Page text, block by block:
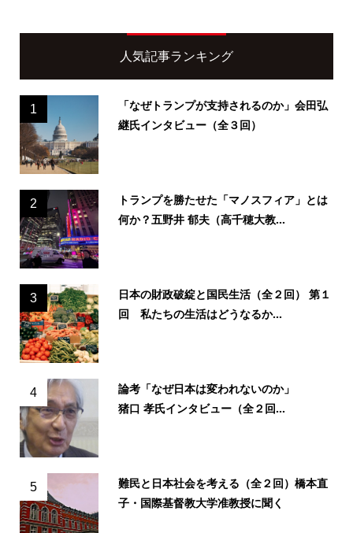
人気記事ランキング
1
「なぜトランプが支持されるのか」会田弘
継氏インタビュー（全３回）
2
トランプを勝たせた「マノスフィア」とは
何か？五野井 郁夫（高千穂大教...
3
日本の財政破綻と国民生活（全２回） 第１
回 私たちの生活はどうなるか...
4
論考「なぜ日本は変われないのか」
猪口 孝氏インタビュー（全２回...
5
難民と日本社会を考える（全２回）橋本直
子・国際基督教大学准教授に聞く